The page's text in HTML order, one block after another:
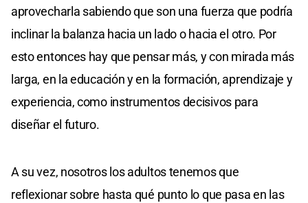
aprovecharla sabiendo que son una fuerza que podría
inclinar la balanza hacia un lado o hacia el otro. Por
esto entonces hay que pensar más, y con mirada más
larga, en la educación y en la formación, aprendizaje y
experiencia, como instrumentos decisivos para
diseñar el futuro.
A su vez, nosotros los adultos tenemos que
reflexionar sobre hasta qué punto lo que pasa en las